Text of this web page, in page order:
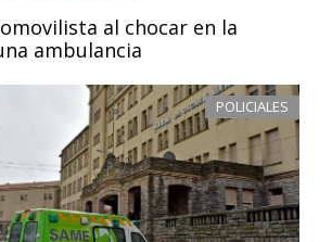
al chocar en la
ambulancia
POLICIALES